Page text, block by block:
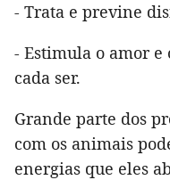
- Trata e previne
- Estimula o amor e
cada ser.
Grande parte dos
com os animais
energias que eles